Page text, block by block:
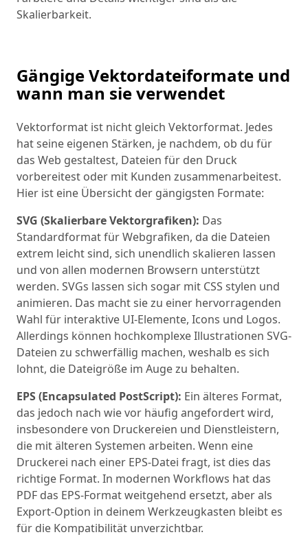
Skalierbarkeit.
Gängige Vektordateiformate und
wann man sie verwendet
Vektorformat ist nicht gleich Vektorformat. Jedes
hat seine eigenen Stärken, je nachdem, ob du für
das Web gestaltest, Dateien für den Druck
vorbereitest oder mit Kunden zusammenarbeitest.
Hier ist eine Übersicht der gängigsten Formate:
SVG (Skalierbare Vektorgrafiken): Das
Standardformat für Webgrafiken, da die Dateien
extrem leicht sind, sich unendlich skalieren lassen
und von allen modernen Browsern unterstützt
werden. SVGs lassen sich sogar mit CSS stylen und
animieren. Das macht sie zu einer hervorragenden
Wahl für interaktive UI-Elemente, Icons und Logos.
Allerdings können hochkomplexe Illustrationen SVG-
Dateien zu schwerfällig machen, weshalb es sich
lohnt, die Dateigröße im Auge zu behalten.
EPS (Encapsulated PostScript): Ein älteres Format,
das jedoch nach wie vor häufig angefordert wird,
insbesondere von Druckereien und Dienstleistern,
die mit älteren Systemen arbeiten. Wenn eine
Druckerei nach einer EPS-Datei fragt, ist dies das
richtige Format. In modernen Workflows hat das
PDF das EPS-Format weitgehend ersetzt, aber als
Export-Option in deinem Werkzeugkasten bleibt es
für die Kompatibilität unverzichtbar.